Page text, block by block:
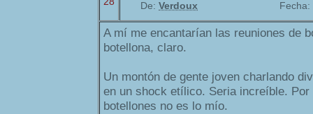
De: Verdoux Fecha:
A mí me encantarían las reuniones de
botellona, claro.
Un montón de gente joven charlando
en un shock etílico. Seria increíble. Por
botellones no es lo mío.